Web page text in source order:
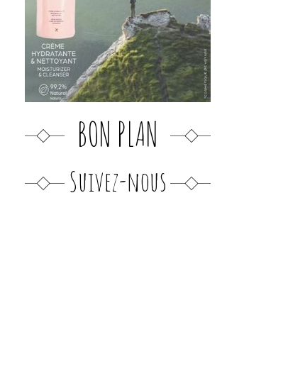
BON PLAN
Suivez-nous